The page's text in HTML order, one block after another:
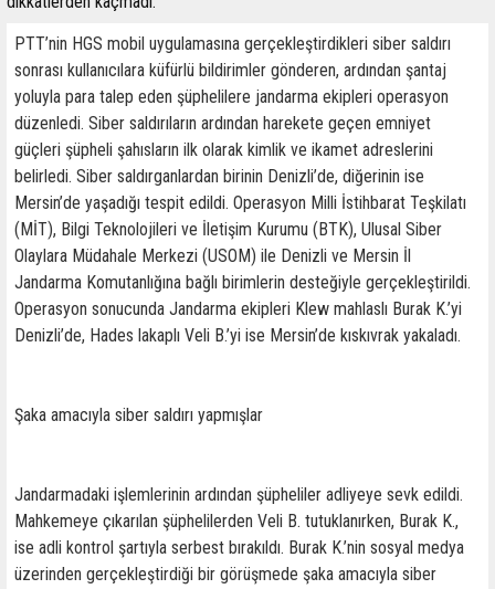
PTT’nin HGS mobil uygulamasına gerçekleştirdikleri siber saldırı
sonrası kullanıcılara küfürlü bildirimler gönderen, ardından şantaj
yoluyla para talep eden şüphelilere jandarma ekipleri operasyon
düzenledi. Siber saldırıların ardından harekete geçen emniyet
güçleri şüpheli şahısların ilk olarak kimlik ve ikamet adreslerini
belirledi. Siber saldırganlardan birinin Denizli’de, diğerinin ise
Mersin’de yaşadığı tespit edildi. Operasyon Milli İstihbarat Teşkilatı
(MİT), Bilgi Teknolojileri ve İletişim Kurumu (BTK), Ulusal Siber
Olaylara Müdahale Merkezi (USOM) ile Denizli ve Mersin İl
Jandarma Komutanlığına bağlı birimlerin desteğiyle gerçekleştirildi.
Operasyon sonucunda Jandarma ekipleri Klew mahlaslı Burak K.’yi
Denizli’de, Hades lakaplı Veli B.’yi ise Mersin’de kıskıvrak yakaladı.
Şaka amacıyla siber saldırı yapmışlar
Jandarmadaki işlemlerinin ardından şüpheliler adliyeye sevk edildi.
Mahkemeye çıkarılan şüphelilerden Veli B. tutuklanırken, Burak K.,
ise adli kontrol şartıyla serbest bırakıldı. Burak K.’nin sosyal medya
üzerinden gerçekleştirdiği bir görüşmede şaka amacıyla siber